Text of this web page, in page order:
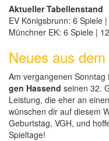
Aktueller Tabellenstand
EV Königsbrunn: 6 Spiele
Münchner EK: 6 Spiele |
Neues aus
Am vergangenen
gen Hassend seinen 32.
Leistung, die eher an
wünschen dir auf diesem
Geburtstag, VGH, und
Spieltage!